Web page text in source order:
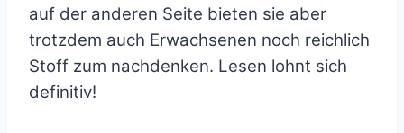
auf der anderen Seite bieten sie aber
trotzdem auch Erwachsenen noch reichlich
Stoff zum nachdenken. Lesen lohnt sich
definitiv!